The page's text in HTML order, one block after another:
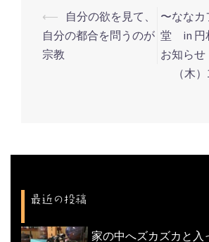
投
稿
シ
ン
⟵
自分の欲を見て、
自分の都合を問うのが
宗教
〜ななカ
堂 in 円
お知らせ
（木
最近の投稿
家の中へズカズカと入